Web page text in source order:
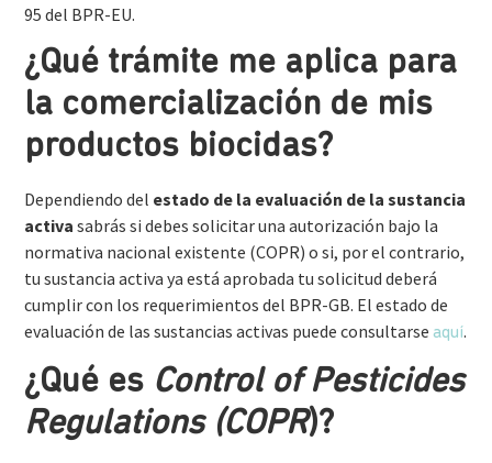
95 del BPR-EU.
¿Qué trámite me aplica para
la comercialización de mis
productos biocidas?
Dependiendo del estado de la evaluación de la sustancia
activasabrás si debes solicitar una autorización bajo la
normativa nacional existente (COPR) o si, por el contrario,
tu sustancia activa ya está aprobada tu solicitud deberá
cumplir con los requerimientos del BPR-GB. El estado de
evaluación de las sustancias activas puede consultarseaquí.
¿Qué es Control of Pesticides
Regulations (COPR)?